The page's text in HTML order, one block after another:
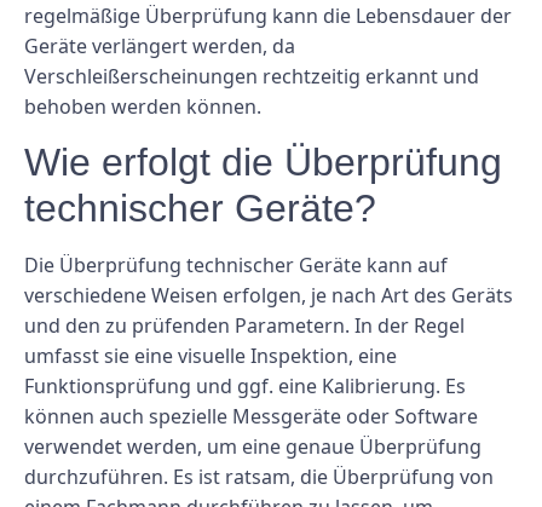
regelmäßige Überprüfung kann die Lebensdauer der
Geräte verlängert werden, da
Verschleißerscheinungen rechtzeitig erkannt und
behoben werden können.
Wie erfolgt die Überprüfung
technischer Geräte?
Die Überprüfung technischer Geräte kann auf
verschiedene Weisen erfolgen, je nach Art des Geräts
und den zu prüfenden Parametern. In der Regel
umfasst sie eine visuelle Inspektion, eine
Funktionsprüfung und ggf. eine Kalibrierung. Es
können auch spezielle Messgeräte oder Software
verwendet werden, um eine genaue Überprüfung
durchzuführen. Es ist ratsam, die Überprüfung von